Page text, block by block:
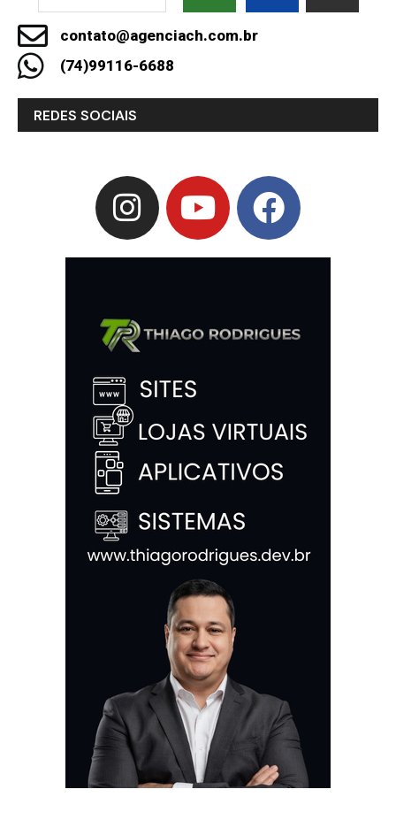
contato@agenciach.com.br
(74)99116-6688
REDES SOCIAIS